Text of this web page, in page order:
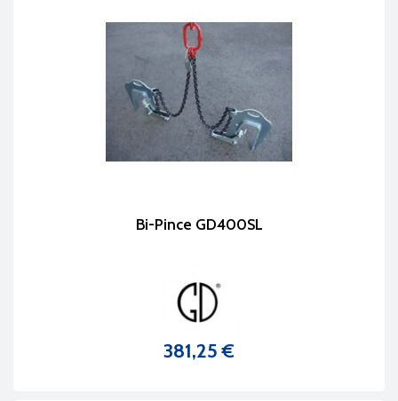
Bi-Pince GD400SL
Prix
381,25 €